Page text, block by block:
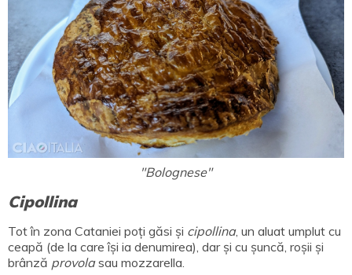
"Bolognese"
Cipollina
Tot în zona Cataniei poți găsi și cipollina, un aluat umplut cu
ceapă (de la care își ia denumirea), dar și cu șuncă, roșii și
brânză provolasau mozzarella.